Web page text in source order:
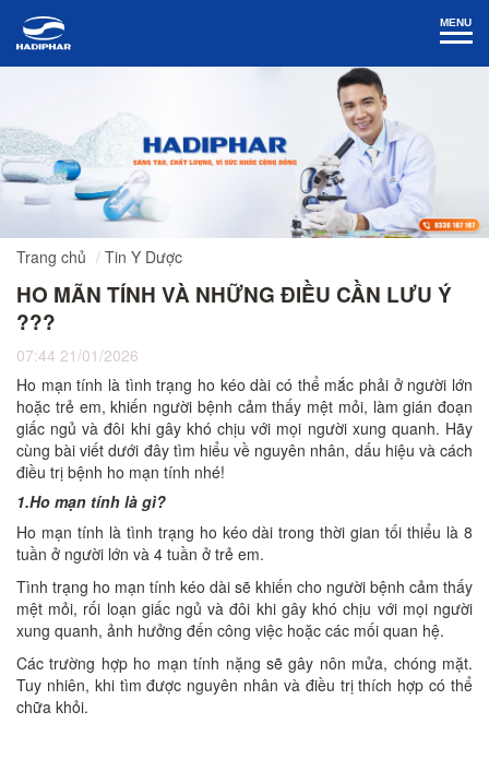
MENU
Trang chủ Tin Y Dược
HO MÃN TÍNH VÀ NHỮNG ĐIỀU CẦN LƯU Ý
???
07:44 21/01/2026
Ho mạn tính là tình trạng ho kéo dài có thể mắc phải ở người lớn
hoặc trẻ em, khiến người bệnh cảm thấy mệt mỏi, làm gián đoạn
giấc ngủ và đôi khi gây khó chịu với mọi người xung quanh. Hãy
cùng bài viết dưới đây tìm hiểu về nguyên nhân, dấu hiệu và cách
điều trị bệnh ho mạn tính nhé!
1.Ho mạn tính là gì?
Ho mạn tính là tình trạng ho kéo dài trong thời gian tối thiểu là 8
tuần ở người lớn và 4 tuần ở trẻ em.
Tình trạng ho mạn tính kéo dài sẽ khiến cho người bệnh cảm thấy
mệt mỏi, rối loạn giấc ngủ và đôi khi gây khó chịu với mọi người
xung quanh, ảnh hưởng đến công việc hoặc các mối quan hệ.
Các trường hợp ho mạn tính nặng sẽ gây nôn mửa, chóng mặt.
Tuy nhiên, khi tìm được nguyên nhân và điều trị thích hợp có thể
chữa khỏi.